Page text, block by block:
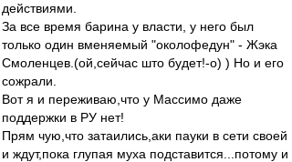
действиями.
За все время барина у власти, у него был
только один вменяемый "околофедун" - Жэка
Смоленцев.(ой,сейчас што будет!-о) ) Но и его
сожрали.
Вот я и переживаю,что у Массимо даже
поддержки в РУ нет!
Прям чую,что затаились,аки пауки в сети своей
и ждут,пока глупая муха подставится...потому и